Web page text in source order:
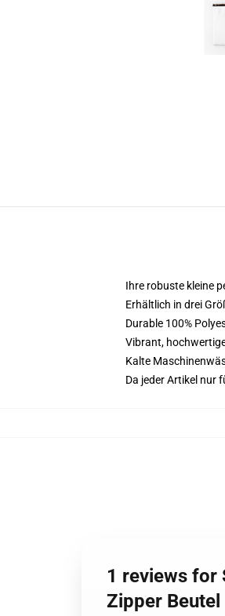
Ihre robuste kleine
Erhältlich in drei
Durable 100%
Vibrant,
Kalte
Da jeder Artikel nur
1 reviews for
Zipper Beutel